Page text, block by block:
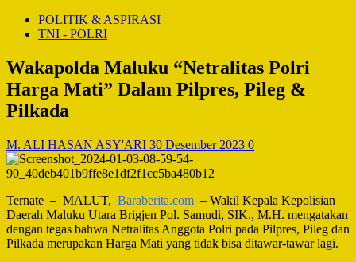
POLITIK & ASPIRASI
TNI - POLRI
Wakapolda Maluku “Netralitas Polri
Harga Mati” Dalam Pilpres, Pileg &
Pilkada
M. ALI HASAN ASY'ARI 30 Desember 2023 0
Ternate – MALUT, Baraberita.com – Wakil Kepala Kepolisian
Daerah Maluku Utara Brigjen Pol. Samudi, SIK., M.H. mengatakan
dengan tegas bahwa Netralitas Anggota Polri pada Pilpres, Pileg dan
Pilkada merupakan Harga Mati yang tidak bisa ditawar-tawar lagi.